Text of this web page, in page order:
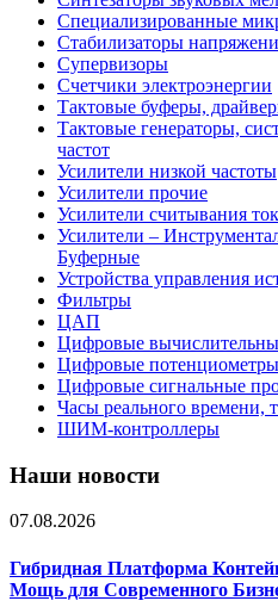
Специализированные
Стабилизаторы
Супервизоры
Счетчики электроэнергии
Тактовые буферы,
Тактовые генераторы,
частот
Усилители низкой частоты
Усилители прочие
Усилители считывания
Усилители –
Буферные
Устройства управления
Фильтры
ЦАП
Цифровые
Цифровые потенциометры
Цифровые сигнальные
Часы реального времени,
ШИМ-контроллеры
Наши новости
07.08.2026
Гибридная Платформа
Мощь для Современного